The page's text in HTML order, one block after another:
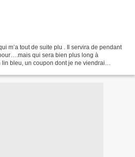
m’a tout de suite plu . Il servira de pendant
qui sera bien plus long à
bleu, un coupon dont je ne viendrai